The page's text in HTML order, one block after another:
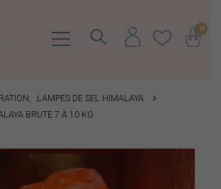
0
,
LAMPES DE SEL HIMALAYA
BRUTE 7 À 10 KG